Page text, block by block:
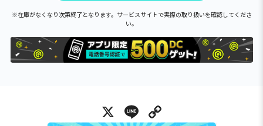
※在庫がなくなり次第終了となります。サービスサイトで実際の取り扱いを確認してくださ
い。
X Line